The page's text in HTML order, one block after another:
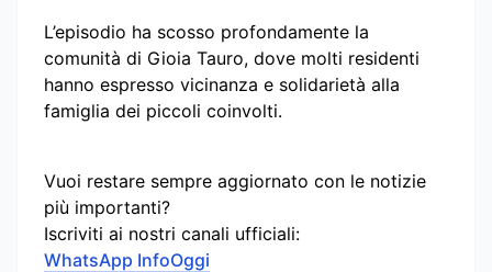
L’episodio ha scosso profondamente la
comunità di Gioia Tauro, dove molti residenti
hanno espresso vicinanza e solidarietà alla
famiglia dei piccoli coinvolti.
Vuoi restare sempre aggiornato con le notizie
più importanti?
Iscriviti ai nostri canali ufficiali:
WhatsApp InfoOggi